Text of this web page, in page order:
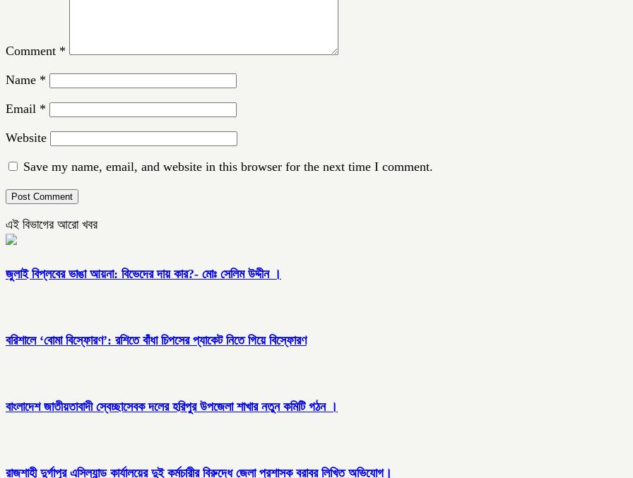
Comment *
Name *
Email *
Website
Save my name, email, and website in this browser for the next time I comment.
এই বিভাগের আরো খবর
জুলাই বিপ্লবের ভাঙা আয়না: বিভেদের দায় কার?- মোঃ সেলিম উদ্দীন ।
বরিশালে ‘বোমা বিস্ফোরণ’: রশিতে বাঁধা চিপসের প্যাকেট নিতে গিয়ে বিস্ফোরণ
বাংলাদেশ জাতীয়তাবাদী স্বেচ্ছাসেবক দলের হরিপুর উপজেলা শাখার নতুন কমিটি গঠন ।
রাজশাহী দুর্গাপুর এসিল্যান্ড কার্যালয়ের দুই কর্মচারীর বিরুদ্ধে জেলা প্রশাসক বরাবর লিখিত অভিযোগ।